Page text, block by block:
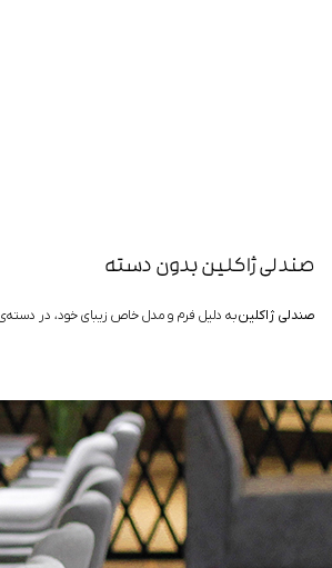
صندلی ژاکلین بدون دسته
صندلی ژاکلینبه دلیل فرم و مدل خاص زیبای خود، در